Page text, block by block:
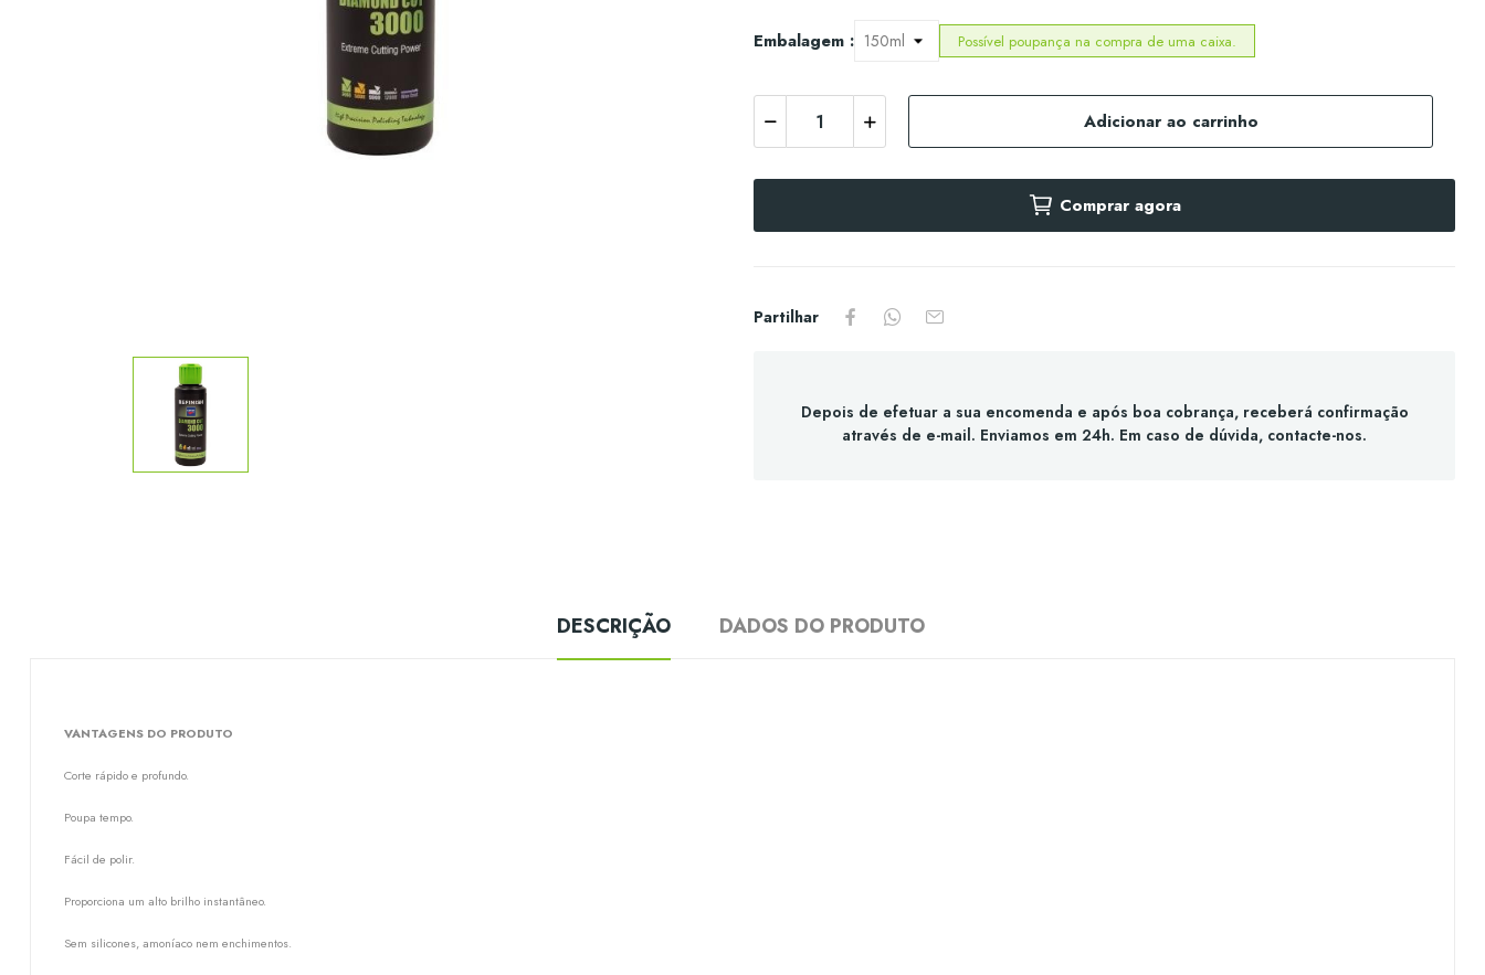
Embalagem : Possível poupança na compra de uma caixa.
Adicionar ao carrinho
Comprar agora
Partilhar
Depois de efetuar a sua encomenda e após boa cobrança, receberá confirmação
através de e-mail. Enviamos em 24h. Em caso de dúvida, contacte-nos.
DESCRIÇÃO DADOS DO PRODUTO
VANTAGENS DO PRODUTO
Corte rápido e profundo.
Poupa tempo.
Fácil de polir.
Proporciona um alto brilho instantâneo.
Sem silicones, amoníaco nem enchimentos.